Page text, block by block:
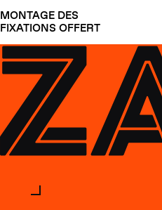
MONTAGE DES
FIXATIONS OFFERT